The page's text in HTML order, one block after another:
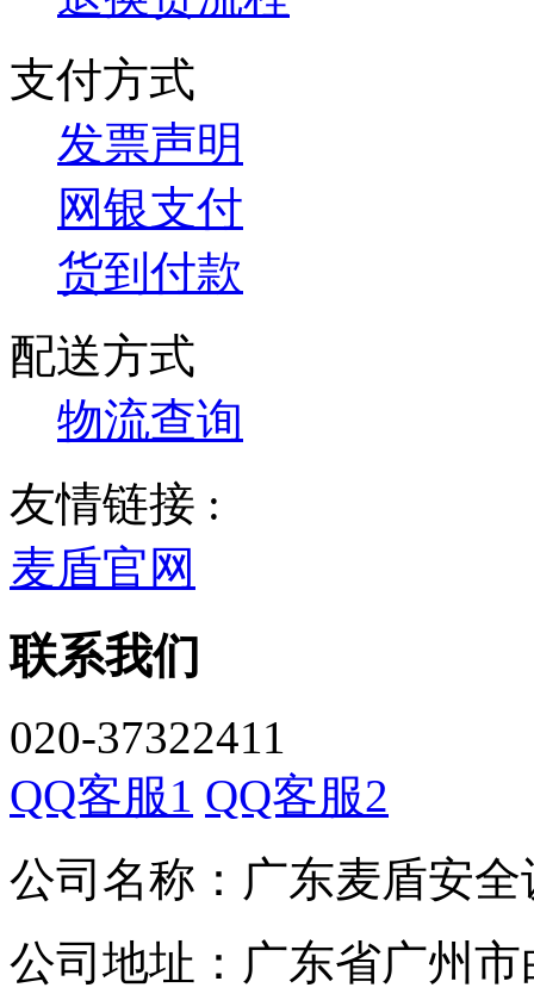
支付方式
发票声明
网银支付
货到付款
配送方式
物流查询
友情链接 :
麦盾官网
联系我们
020-37322411
QQ客服1 QQ客服2
公司名称：广东麦盾安
公司地址：广东省广州